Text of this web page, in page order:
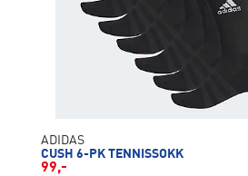
ADIDAS
CUSH 6-PK TENNISSOKK
99,-